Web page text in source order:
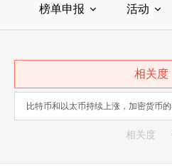
全部榜单
中国最具影响力商界女性
榜单申报 活动
相关度
相关度